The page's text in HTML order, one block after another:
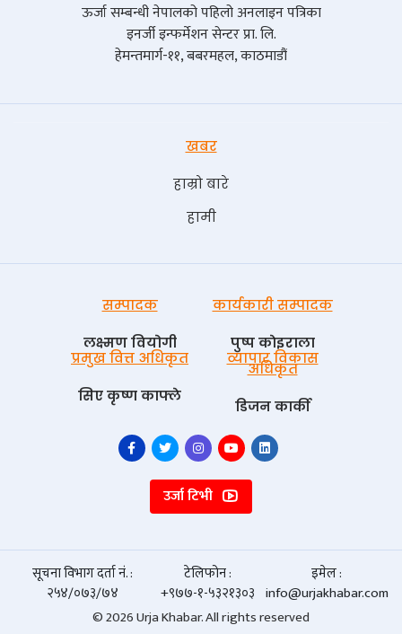
ऊर्जा सम्बन्धी नेपालको पहिलो अनलाइन पत्रिका
इनर्जी इन्फर्मेशन सेन्टर प्रा. लि.
हेमन्तमार्ग-११, बबरमहल, काठमाडौं
खबर
हाम्रो बारे
हामी
सम्पादक
लक्ष्मण वियोगी
कार्यकारी सम्पादक
पुष्प काेइराला
प्रमुख वित्त अधिकृत
सिए कृष्ण काफ्ले
व्यापार विकास
अधिकृत
डिजन कार्की
उर्जा टिभी
सूचना विभाग दर्ता नं. :
२५४/०७३/७४
टेलिफोन :
+९७७-१-५३२१३०३
इमेल :
info@urjakhabar.com
© 2026 Urja Khabar. All rights reserved